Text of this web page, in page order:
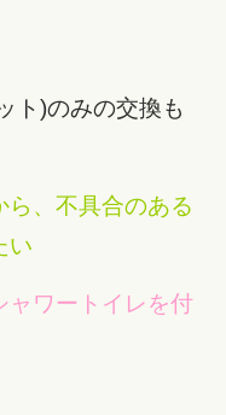
ト)のみの交換も
ら、不具合のある
い
ャワートイレを付